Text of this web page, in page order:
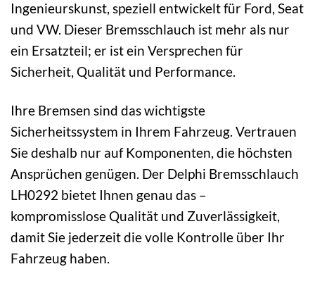
Ingenieurskunst, speziell entwickelt für Ford, Seat
und VW. Dieser Bremsschlauch ist mehr als nur
ein Ersatzteil; er ist ein Versprechen für
Sicherheit, Qualität und Performance.
Ihre Bremsen sind das wichtigste
Sicherheitssystem in Ihrem Fahrzeug. Vertrauen
Sie deshalb nur auf Komponenten, die höchsten
Ansprüchen genügen. Der Delphi Bremsschlauch
LH0292 bietet Ihnen genau das –
kompromisslose Qualität und Zuverlässigkeit,
damit Sie jederzeit die volle Kontrolle über Ihr
Fahrzeug haben.